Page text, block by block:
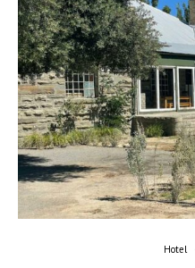
Hotel